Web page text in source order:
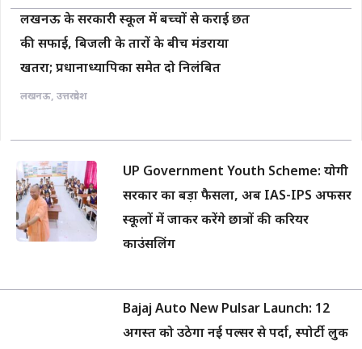
लखनऊ के सरकारी स्कूल में बच्चों से कराई छत
की सफाई, बिजली के तारों के बीच मंडराया
खतरा; प्रधानाध्यापिका समेत दो निलंबित
लखनऊ, उत्तरप्रदेश
UP Government Youth Scheme: योगी
सरकार का बड़ा फैसला, अब IAS-IPS अफसर
स्कूलों में जाकर करेंगे छात्रों की करियर
काउंसलिंग
Bajaj Auto New Pulsar Launch: 12
अगस्त को उठेगा नई पल्सर से पर्दा, स्पोर्टी लुक